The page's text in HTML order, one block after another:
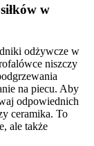
w
odżywcze w
niszczy
na piecu. Aby
odpowiednich
ceramika. To
ale także